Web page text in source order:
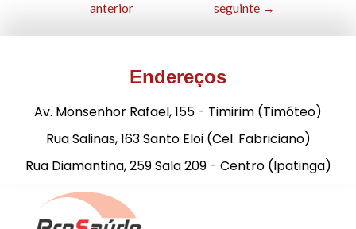
anterior
seguinte →
Endereços
Av. Monsenhor Rafael, 155 - Timirim (Timóteo)
Rua Salinas, 163 Santo Eloi (Cel. Fabriciano)
Rua Diamantina, 259 Sala 209 - Centro (Ipatinga)